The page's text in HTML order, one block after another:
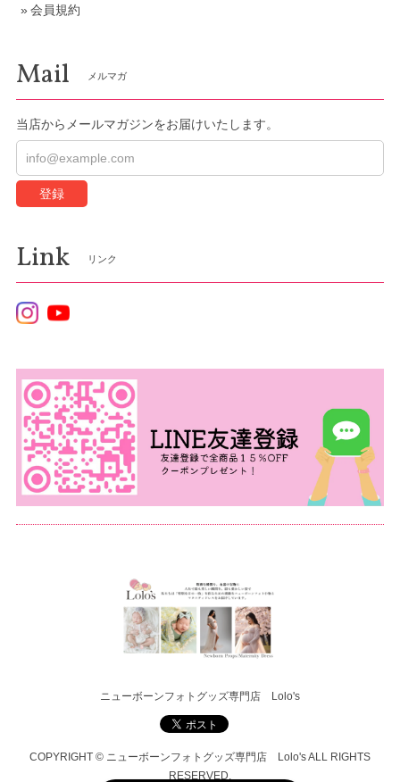
会員規約
Mail メルマガ
当店からメールマガジンをお届けいたします。
登録
Link リンク
ニューボーンフォトグッズ専門店 Lolo's
COPYRIGHT © ニューボーンフォトグッズ専門店 Lolo's ALL RIGHTS
RESERVED.